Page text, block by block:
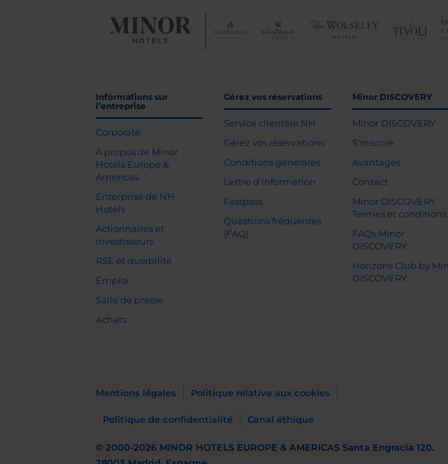
Informations sur
l’entreprise
Corporate
À propos de Minor
Hotels Europe &
Americas
Enterprise de NH
Hotels
Actionnaires et
investisseurs
RSE et durabilité
Emploi
Salle de presse
Achats
Gérez vos réservations
Service clientèle NH
Gérez vos réservations
Conditions générales
Lettre d’information
Fastpass
Questions fréquentes
(FAQ)
Minor DISCOVERY
Minor DISCOVERY
S'inscrire
Avantages
Contact
Minor DISCOVERY
Termes et conditions
FAQs Minor
DISCOVERY
Horizons Club by
DISCOVERY
Mentions légales Politique relative aux cookies
Politique de confidentialité Canal éthique
© 2000-2026 MINOR HOTELS EUROPE & AMERICAS Santa Engracia 120.